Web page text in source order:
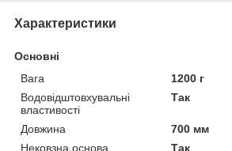
Характеристики
Основні
Вага
1200 г
Водовідштовхувальні
властивості
Так
Довжина
700 мм
Нековзна основа
Так